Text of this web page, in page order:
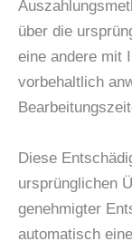
über die
eine andere mit
vorbehaltlich
Diese
ursprünglichen
genehmigter
automatisch